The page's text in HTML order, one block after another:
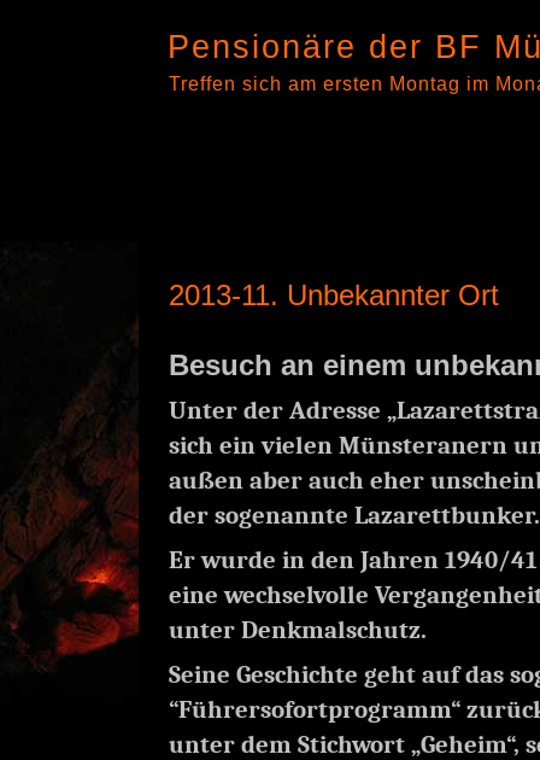
Pensionäre der BF
Treffen sich am ersten Montag im
2013-11. Unbekannter Ort
Besuch an einem
Unter der Adresse
sich ein vielen Münsteranern
außen aber auch eher
der sogenannte Lazarettbunker.
Er wurde in den Jahren 1940/
eine wechselvolle
unter Denkmalschutz.
Seine Geschichte geht auf das
“Führersofortprogramm“
unter dem Stichwort „Geheim“,